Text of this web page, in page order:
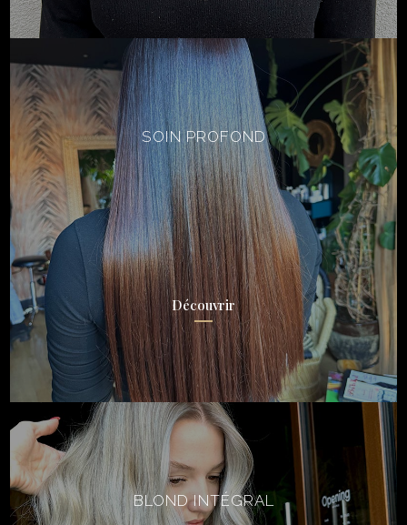
SOIN PROFOND
Découvrir
BLOND INTÉGRAL